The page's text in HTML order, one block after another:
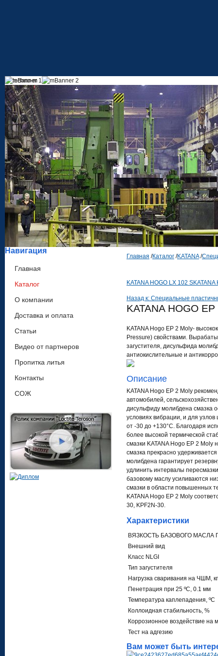
Навигация
Главная
Каталог
О компании
Доставка и оплата
Статьи
Видео от партнеров
Пропитка литья
Контакты
СОЖ
Главная /Каталог /KATANA /
KATANA HOGO LX 102 S
Назад к: Специальные
KATANA HOGO
KATANA Hogo EP 2 Moly-
Pressure) свойствами.
загустителя, дисульфида
антиокислительные и
Описание
KATANA Hogo EP 2 Moly
автомобилей,
дисульфиду молибдена смазка
условиях вибрации, и для
от -30 до +130°С. Благодаря
более высокой термической
смазки KATANA Hogo EP 2
смазка прекрасно
молибдена гарантирует
удлинить интервалы
базовому маслу усиливаются
смазки в области повышенных
KATANA Hogo EP 2 Moly
30, KPF2N-30.
Характеристики
ВЯЗКОСТЬ БАЗОВОГО МАСЛА
Внешний вид
Класс NLGI
Тип загустителя
Нагрузка сваривания на ЧШМ, кг
Пенетрация при 25 ºC, 0.1 мм
Температура каплепадения, ºC
Коллоидная стабильность, %
Коррозионное воздействие на
Тест на адгезию
Вам может быть